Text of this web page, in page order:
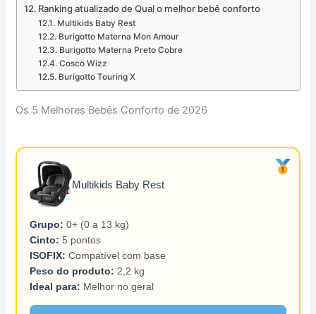
Ranking atualizado de Qual o melhor bebê conforto
Multikids Baby Rest
Burigotto Materna Mon Amour
Burigotto Materna Preto Cobre
Cosco Wizz
Burigotto Touring X
Os 5 Melhores Bebês Conforto de 2026
Multikids Baby Rest
Grupo: 0+ (0 a 13 kg)
Cinto: 5 pontos
ISOFIX: Compatível com base
Peso do produto: 2,2 kg
Ideal para: Melhor no geral